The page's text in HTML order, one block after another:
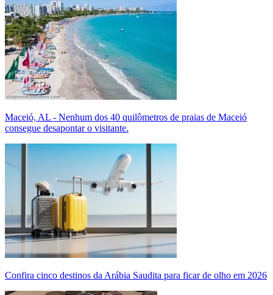
Maceió, AL - Nenhum dos 40 quilômetros de praias de Maceió
consegue desapontar o visitante.
Confira cinco destinos da Arábia Saudita para ficar de olho em 2026